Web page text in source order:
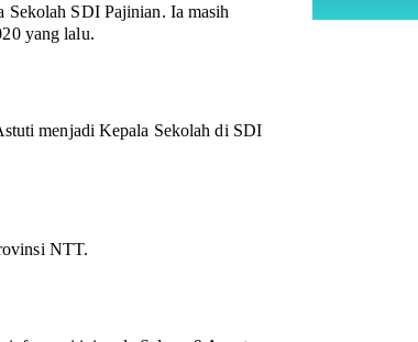
SDI Pajinian. Ia masih
yang lalu.
menjadi Kepala Sekolah di SDI
NTT.